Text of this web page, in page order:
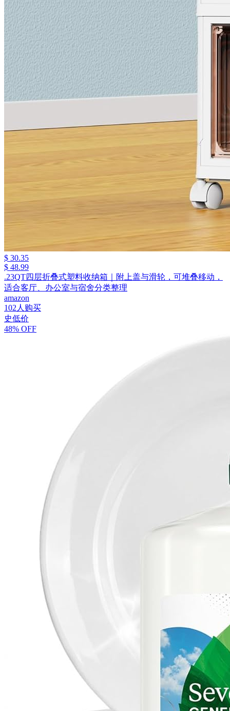
$ 30.35
$ 48.99
.23QT四层折叠式塑料收纳箱｜附上盖与滑轮，可堆叠移动，
适合客厅、办公室与宿舍分类整理
amazon
102人购买
史低价
48% OFF